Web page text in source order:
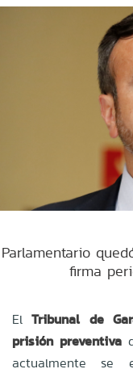
Parlamentario
firma
ElTribunal de
prisión preventiva
actualmente se